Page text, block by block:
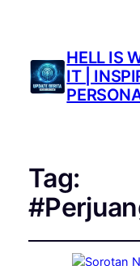
HELL IS
IT |
Tag: